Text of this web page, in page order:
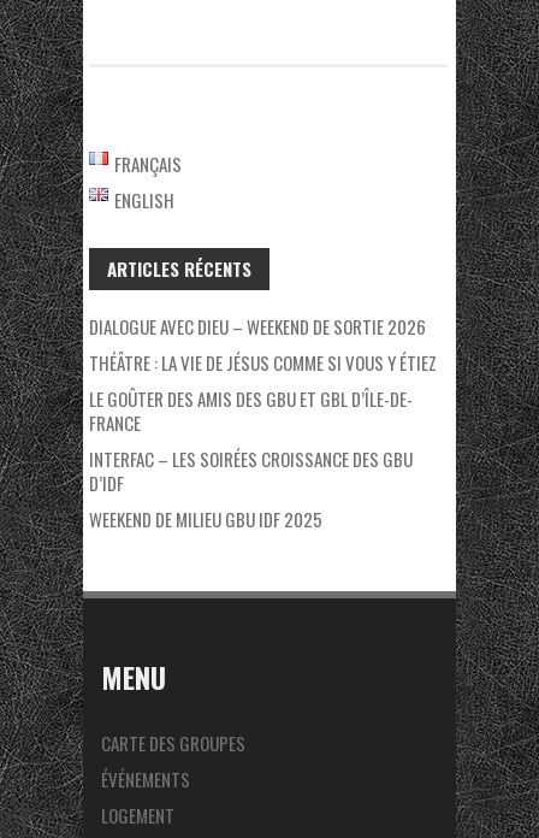
FRANÇAIS
ENGLISH
ARTICLES RÉCENTS
DIALOGUE AVEC DIEU – WEEKEND DE SORTIE 2026
THÉÂTRE : LA VIE DE JÉSUS COMME SI VOUS Y ÉTIEZ
LE GOÛTER DES AMIS DES GBU ET GBL D’ÎLE-DE-
FRANCE
INTERFAC – LES SOIRÉES CROISSANCE DES GBU
D’IDF
WEEKEND DE MILIEU GBU IDF 2025
MENU
CARTE DES GROUPES
ÉVÉNEMENTS
LOGEMENT